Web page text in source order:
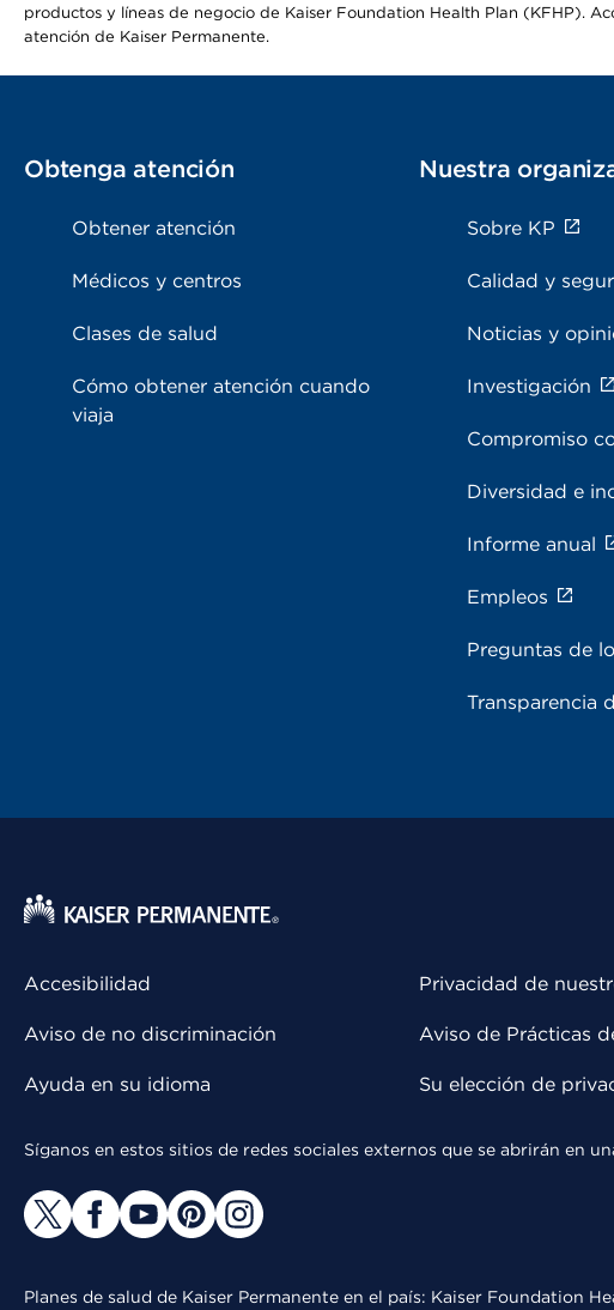
productos y líneas de negocio de Kaiser Foundation Health Plan (KFHP).
atención de Kaiser Permanente.
Obtenga atención
Obtener atención
Médicos y centros
Clases de salud
Cómo obtener atención cuando
viaja
Nuestra
Sobre KP
Calidad y
Noticias y
Investigación
Compromiso
Diversidad e
Informe anual
Empleos
Preguntas de
Transparencia
Accesibilidad
Aviso de no discriminación
Ayuda en su idioma
Privacidad de
Aviso de Prácticas
Su elección de
Síganos en estos sitios de redes sociales externos que se abrirán en
Planes de salud de Kaiser Permanente en el país: Kaiser Foundation